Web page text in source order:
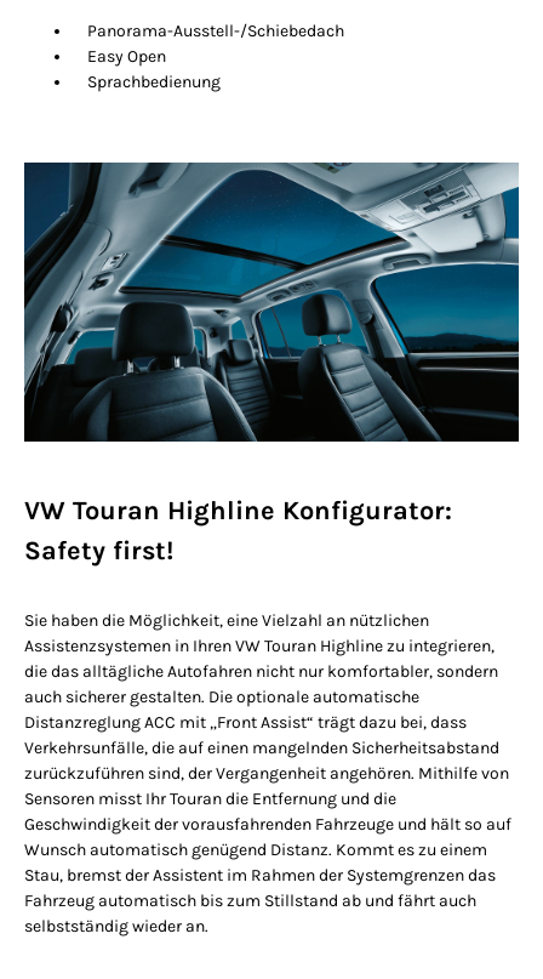
Panorama-Ausstell-/Schiebedach
Easy Open
Sprachbedienung
VW Touran Highline Konfigurator:
Safety first!
Sie haben die Möglichkeit, eine Vielzahl an nützlichen
Assistenzsystemen in Ihren VW Touran Highline zu integrieren,
die das alltägliche Autofahren nicht nur komfortabler, sondern
auch sicherer gestalten. Die optionale automatische
Distanzreglung ACC mit „Front Assist“ trägt dazu bei, dass
Verkehrsunfälle, die auf einen mangelnden Sicherheitsabstand
zurückzuführen sind, der Vergangenheit angehören. Mithilfe von
Sensoren misst Ihr Touran die Entfernung und die
Geschwindigkeit der vorausfahrenden Fahrzeuge und hält so auf
Wunsch automatisch genügend Distanz. Kommt es zu einem
Stau, bremst der Assistent im Rahmen der Systemgrenzen das
Fahrzeug automatisch bis zum Stillstand ab und fährt auch
selbstständig wieder an.